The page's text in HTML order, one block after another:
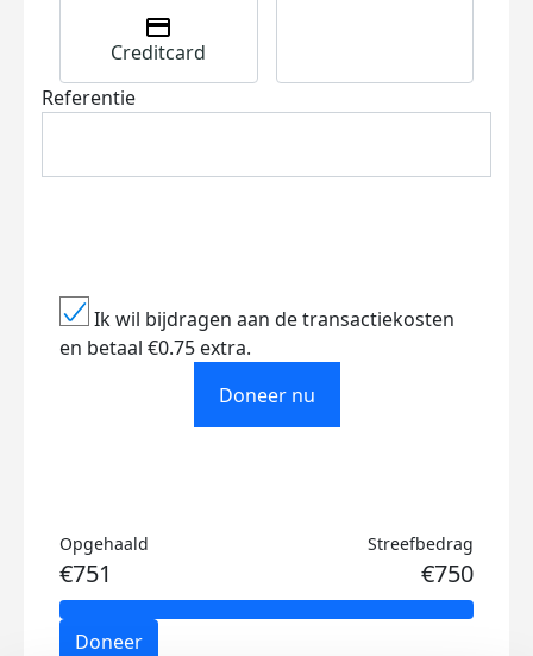
Creditcard
Referentie
Ik wil bijdragen aan de transactiekosten
en betaal €0.75 extra.
Doneer nu
Opgehaald
€751
Streefbedrag
€750
Doneer